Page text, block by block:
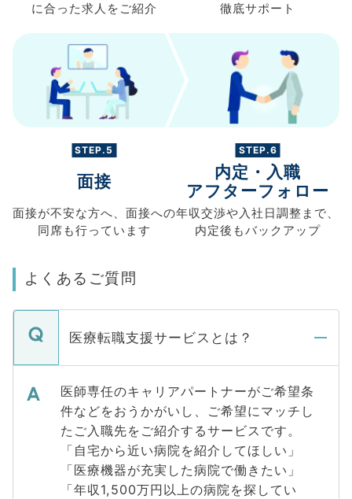
に合った求人を ご紹介
徹底サポート
STEP.5
面接
面接が不安な方へ、 面接への
同席も行っています
STEP.6
内定・入職
アフターフォロー
年収交渉や入社日調整まで、
内定後もバックアップ
よくあるご質問
医療転職支援サービスとは？
医師専任のキャリアパートナーがご希望条
件などをおうかがいし、ご希望にマッチし
たご入職先をご紹介するサービスです。
「自宅から近い病院を紹介してほしい」
「医療機器が充実した病院で働きたい」
「年収1,500万円以上の病院を探してい